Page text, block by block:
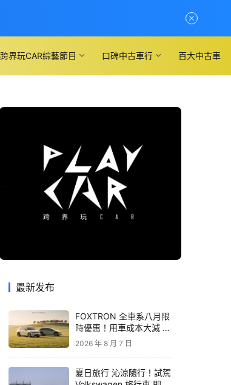
跨界玩CAR綜藝節目 口碑中古車行 百大中古車
最新发布
FOXTRON 全車系八月限
時優惠！用車成本大減 開
啟「零稅金＋零保養」純
2026 年 8 月 7 日
夏日旅行 沁涼隨行！試駕